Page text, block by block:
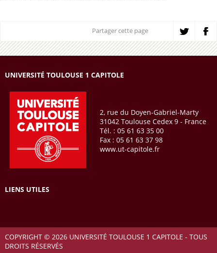
Partager cette page
UNIVERSITÉ TOULOUSE 1 CAPITOLE
2, rue du Doyen-Gabriel-Marty
31042 Toulouse Cedex 9 - France
Tél. : 05 61 63 35 00
Fax : 05 61 63 37 98
www.ut-capitole.fr
LIENS UTILES
COPYRIGHT © 2026 UNIVERSITÉ TOULOUSE 1 CAPITOLE - TOUS
DROITS RÉSERVÉS